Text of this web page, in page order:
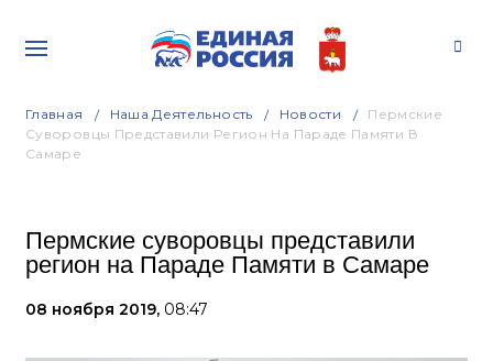
Главная Наша Деятельность Новости
Пермские
Суворовцы Представили Регион На Параде Памяти В
Самаре
Пермские суворовцы представили
регион на Параде Памяти в Самаре
08 ноября 2019, 08:47